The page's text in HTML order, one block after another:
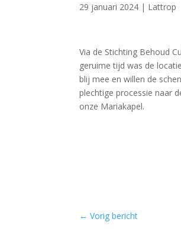
29 januari 2024 | Lattrop
Via de Stichting Behoud
geruime tijd was de
blij mee en willen de
plechtige processie naar
onze Mariakapel.
←Vorig bericht